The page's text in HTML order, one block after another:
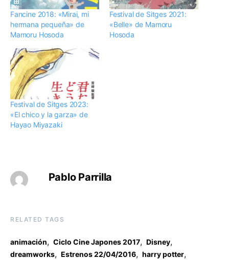
Fancine 2018: «Mirai, mi
hermana pequeña» de
Mamoru Hosoda
Festival de Sitges 2021:
«Belle» de Mamoru
Hosoda
Festival de Sitges 2023:
«El chico y la garza» de
Hayao Miyazaki
Pablo Parrilla
RELATED TAGS
animación, Ciclo Cine Japones 2017, Disney,
dreamworks, Estrenos 22/04/2016, harry potter,